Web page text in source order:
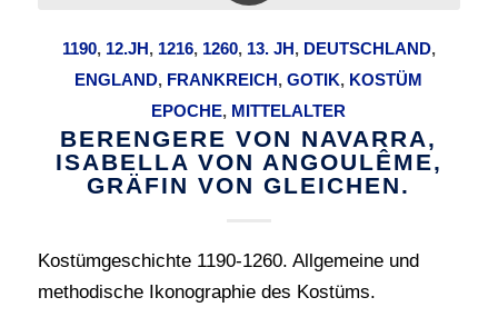
1190, 12.JH, 1216, 1260, 13. JH, DEUTSCHLAND,
ENGLAND, FRANKREICH,GOTIK, KOSTÜM
EPOCHE, MITTELALTER
BERENGERE VON NAVARRA,
ISABELLA VON ANGOULÊME,
GRÄFIN VON GLEICHEN.
Kostümgeschichte 1190-1260. Allgemeine und
methodische Ikonographie des Kostüms.